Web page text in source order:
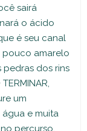
sairá
o ácido
é seu canal
pouco amarelo
pedras dos rins
um
e muita
percurso,